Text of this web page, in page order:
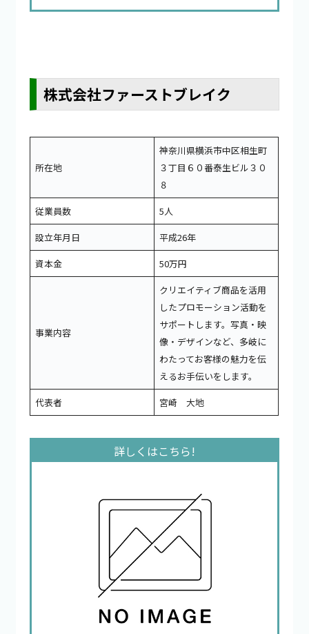
株式会社ファーストブレイク
所在地
神奈川県横浜市中区相生町
３丁目６０番泰生ビル３０
８
従業員数
5人
設立年月日
平成26年
資本金
50万円
事業内容
クリエイティブ商品を活用
したプロモーション活動を
サポートします。写真・映
像・デザインなど、多岐に
わたってお客様の魅力を伝
えるお手伝いをします。
代表者
宮崎 大地